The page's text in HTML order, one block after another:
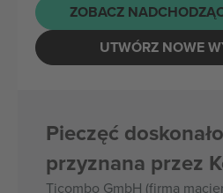
ZOBACZ
UTWÓRZ NOWE
Pieczęć
przyznana przez
Ticombo GmbH (firma